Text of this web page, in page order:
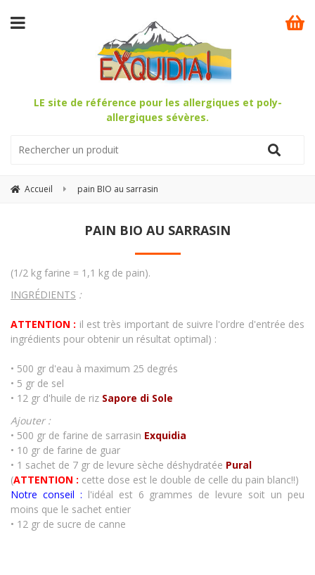
LE site de référence pour les allergiques et poly-
allergiques sévères.
Accueil pain BIO au sarrasin
PAIN BIO AU SARRASIN
(1/2 kg farine = 1,1 kg de pain).
INGRÉDIENTS :
ATTENTION : il est très important de suivre l'ordre d'entrée des
ingrédients pour obtenir un résultat optimal) :
• 500 gr d'eau à maximum 25 degrés
• 5 gr de sel
• 12 gr d'huile de riz Sapore di Sole
Ajouter :
• 500 gr de farine de sarrasin Exquidia
• 10 gr de farine de guar
• 1 sachet de 7 gr de levure sèche déshydratée Pural
(ATTENTION : cette dose est le double de celle du pain blanc!!)
Notre conseil : l'idéal est 6 grammes de levure soit un peu
moins que le sachet entier
• 12 gr de sucre de canne